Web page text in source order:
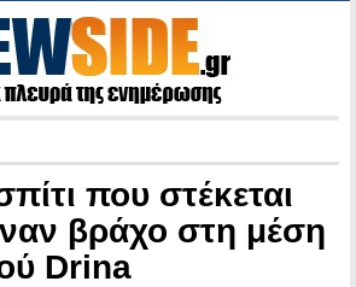
που στέκεται
βράχο στη μέση
Drina